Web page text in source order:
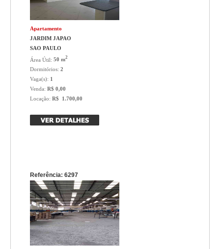
Apartamento
JARDIM JAPAO
SAO PAULO
Área Útil:50 m2
Dormitórios:2
Vaga(s): 1
Venda:R$ 0,00
Locação:R$ 1.700,00
Referência: 6297